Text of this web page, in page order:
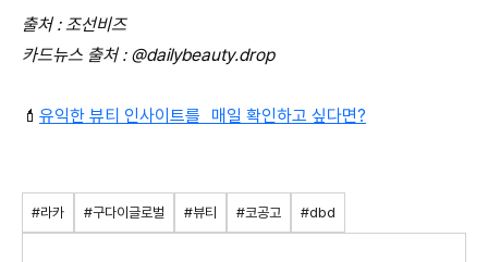
출처 : 조선비즈
카드뉴스 출처 : @dailybeauty.drop
💄 유익한 뷰티 인사이트를 매일 확인하고 싶다면?
#라카 #구다이글로벌 #뷰티 #코공고 #dbd